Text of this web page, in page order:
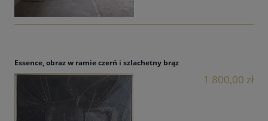
Essence, obraz w ramie czerń i szlachetny brąz
1 800,00 zł